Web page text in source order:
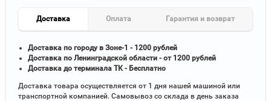
Доставка Оплата Гарантия и возврат
Доставка по городу в Зоне-1 - 1200 рублей
Доставка по Ленинградской области - от 1200 рублей
Доставка до терминала ТК - Бесплатно
Доставка товара осуществляется от 1 дня нашей машиной или
транспортной компанией. Самовывоз со склада в день заказа